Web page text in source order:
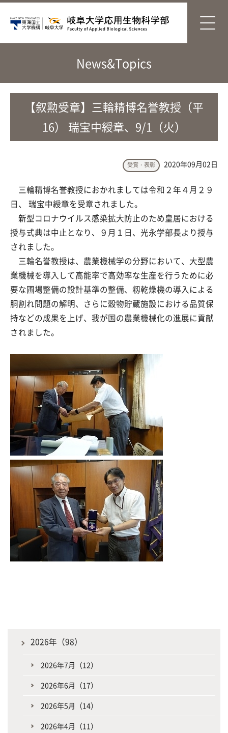
News&Topics
【叙勲受章】三輪精博名誉教授（平
16） 瑞宝中綬章、9/1（火）
受賞・表彰 2020年09月02日
三輪精博名誉教授におかれましては令和２年４月２９
日、 瑞宝中綬章を受章されました。
新型コロナウイルス感染拡大防止のため皇居における
授与式典は中止となり、９月１日、光永学部長より授与
されました。
三輪名誉教授は、農業機械学の分野において、大型農
業機械を導入して高能率で高効率な生産を行うために必
要な圃場整備の設計基準の整備、籾乾燥機の導入による
胴割れ問題の解明、さらに穀物貯蔵施設における品質保
持などの成果を上げ、我が国の農業機械化の進展に貢献
されました。
2026年（98）
2026年7月（12）
2026年6月（17）
2026年5月（14）
2026年4月（11）